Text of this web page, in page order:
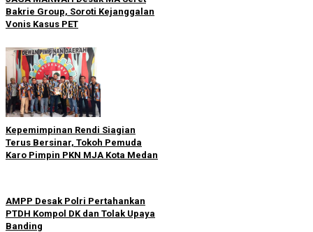
Bakrie Group, Soroti Kejanggalan
Vonis Kasus PET
Kepemimpinan Rendi Siagian
Terus Bersinar, Tokoh Pemuda
Karo Pimpin PKN MJA Kota Medan
AMPP Desak Polri Pertahankan
PTDH Kompol DK dan Tolak Upaya
Banding